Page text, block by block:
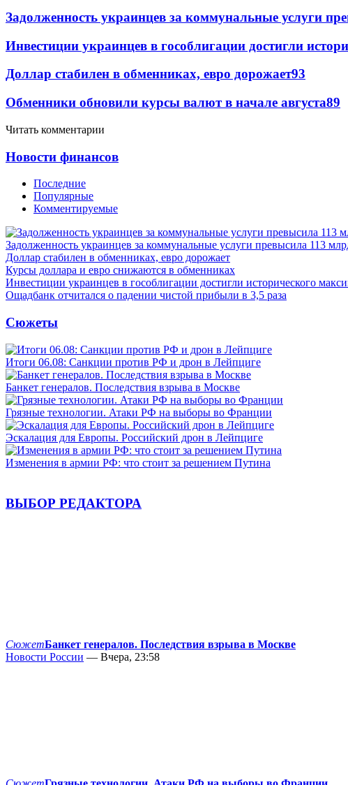
Задолженность украинцев за коммунальные услуги
Инвестиции украинцев в гособлигации достигли
Доллар стабилен в обменниках, евро дорожает93
Обменники обновили курсы валют в начале августа89
Читать комментарии
Новости финансов
Последние
Популярные
Комментируемые
Задолженность украинцев за коммунальные услуги превысила 113
Доллар стабилен в обменниках, евро дорожает
Курсы доллара и евро снижаются в обменниках
Инвестиции украинцев в гособлигации достигли исторического
Ощадбанк отчитался о падении чистой прибыли в 3,5 раза
Сюжеты
Итоги 06.08: Санкции против РФ и дрон в Лейпциге
Банкет генералов. Последствия взрыва в Москве
Грязные технологии. Атаки РФ на выборы во Франции
Эскалация для Европы. Российский дрон в Лейпциге
Изменения в армии РФ: что стоит за решением Путина
ВЫБОР РЕДАКТОРА
СюжетБанкет генералов. Последствия взрыва в Москве
Новости России — Вчера, 23:58